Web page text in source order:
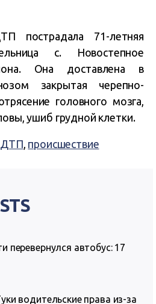
пострадала 71-летняя
с. Новостепное
Она доставлена в
закрытая черепно-
головного мозга,
ушиб грудной клетки.
ДТП, происшествие
перевернулся автобус: 17
водительские права из-за